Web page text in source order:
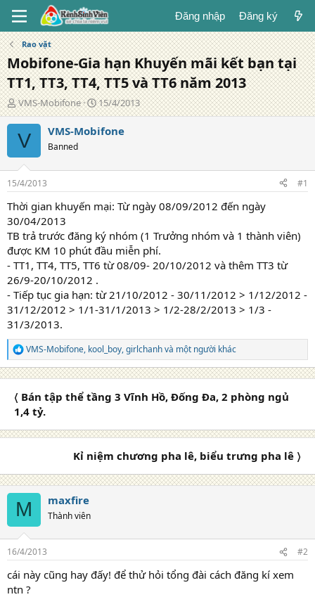
Đăng nhập Đăng ký
Rao vặt
Mobifone-Gia hạn Khuyến mãi kết bạn tại
TT1, TT3, TT4, TT5 và TT6 năm 2013
T
á
c
g
ả
VMS-Mobifone
N
g
à
g
15/4/2013
V VMS-Mobifone
Banned
15/4/2013 #1
Thời gian khuyến mại: Từ ngày 08/09/2012 đến ngày
30/04/2013
TB trả trước đăng ký nhóm (1 Trưởng nhóm và 1 thành viên)
được KM 10 phút đầu miễn phí.
- TT1, TT4, TT5, TT6 từ 08/09- 20/10/2012 và thêm TT3 từ
26/9-20/10/2012 .
- Tiếp tục gia hạn: từ 21/10/2012 - 30/11/2012 > 1/12/2012 -
31/12/2012 > 1/1-31/1/2013 > 1/2-28/2/2013 > 1/3 -
31/3/2013.
R
e
a
n
VMS-Mobifone, kool_boy,girlchanhvà một người khác
〈 Bán tập thể tầng 3 Vĩnh Hồ, Đống Đa, 2 phòng ngủ
1,4 tỷ.
Kỉ niệm chương pha lê, biểu trưng pha lê 〉
M maxfire
Thành viên
16/4/2013 #2
cái này cũng hay đấy! để thử hỏi tổng đài cách đăng kí xem
ntn ?